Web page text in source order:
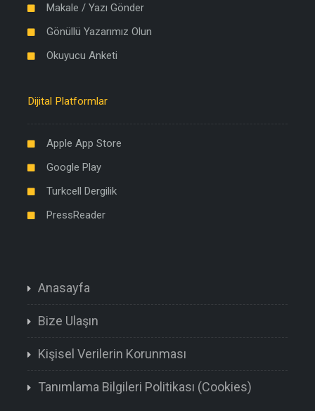
Makale / Yazı Gönder
Gönüllü Yazarımız Olun
Okuyucu Anketi
Dijital Platformlar
Apple App Store
Google Play
Turkcell Dergilik
PressReader
Anasayfa
Bize Ulaşın
Kişisel Verilerin Korunması
Tanımlama Bilgileri Politikası (Cookies)